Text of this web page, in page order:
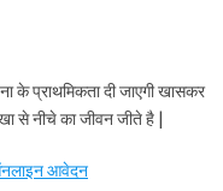
के प्राथमिकता दी जाएगी खासकर
से नीचे का जीवन जीते है |
आवेदन